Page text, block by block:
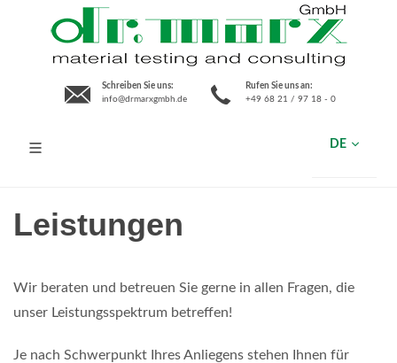
Schreiben Sie uns:
info@drmarxgmbh.de
Rufen Sie uns an:
+49 68 21 / 97 18 - 0
DE
Leistungen
Wir beraten und betreuen Sie gerne in allen Fragen, die
unser Leistungsspektrum betreffen!
Je nach Schwerpunkt Ihres Anliegens stehen Ihnen für